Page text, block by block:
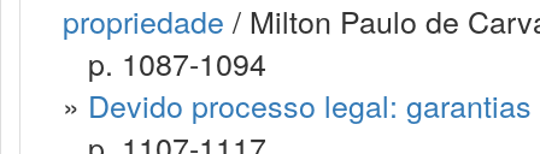
propriedade / Milton Paulo de
p. 1087-1094
» Devido processo legal: